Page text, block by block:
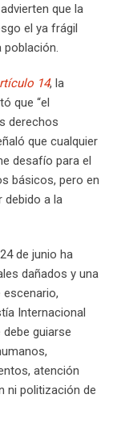
que la
el ya frágil
14, la
que “el
derechos
que cualquier
desafío para el
básicos, pero en
debido a la
de junio ha
dañados y una
Internacional
guiarse
atención
ni politización de